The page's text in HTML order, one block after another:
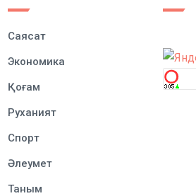
Саясат
Экономика
Қоғам
Руханият
Спорт
Әлеумет
Таным